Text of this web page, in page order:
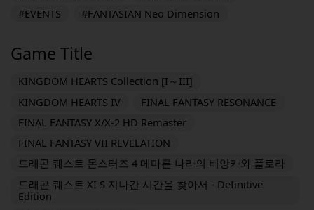
#EVENTS
#FANTASIAN Neo Dimension
Game Title
KINGDOM HEARTS Collection [I～III]
KINGDOM HEARTS IV
FINAL FANTASY RESONANCE
FINAL FANTASY X/X-2 HD Remaster
FINAL FANTASY VII REVELATION
드래곤 퀘스트 몬스터즈 4 메마른 나라의 비앙카와 플로라
드래곤 퀘스트 XI S 지나간 시간을 찾아서 - Definitive
Edition